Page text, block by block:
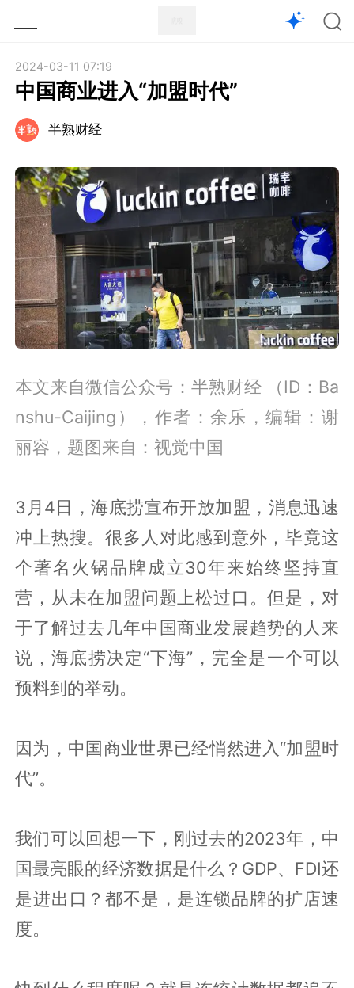
1X
2024-03-11 07:19
中国商业进入“加盟时代”
半熟财经
本文来自微信公众号： 半熟财经 （ID：Ba
nshu-Caijing）
，作者：余乐，编辑：谢
丽容，题图来自：视觉中国
3月4日，海底捞宣布开放加盟，消息迅速
冲上热搜。很多人对此感到意外，毕竟这
个著名火锅品牌成立30年来始终坚持直
营，从未在加盟问题上松过口。但是，对
于了解过去几年中国商业发展趋势的人来
说，海底捞决定“下海”，完全是一个可以
预料到的举动。
因为，中国商业世界已经悄然进入“加盟时
代”。
我们可以回想一下，刚过去的2023年，中
国最亮眼的经济数据是什么？GDP、FDI还
是进出口？都不是，是连锁品牌的扩店速
度。